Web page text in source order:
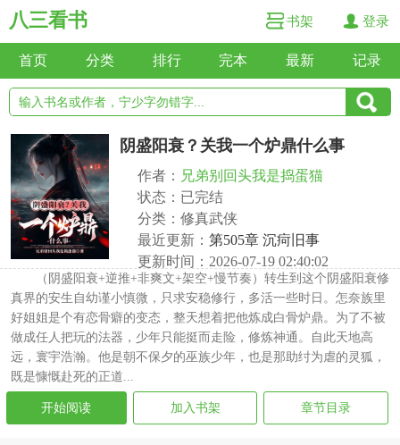
八三看书 书架 登录
首页 分类 排行 完本 最新 记录
阴盛阳衰？关我一个炉鼎什么事
作者： 兄弟别回头我是捣蛋猫
状态：已完结
分类：修真武侠
最近更新： 第505章 沉疴旧事
更新时间：2026-07-19 02:40:02
（阴盛阳衰+逆推+非爽文+架空+慢节奏）转生到这个阴盛阳衰修
真界的安生自幼谨小慎微，只求安稳修行，多活一些时日。怎奈族里
好姐姐是个有恋骨癖的变态，整天想着把他炼成白骨炉鼎。为了不被
做成任人把玩的法器，少年只能挺而走险，修炼神通。自此天地高
远，寰宇浩瀚。他是朝不保夕的巫族少年，也是那助纣为虐的灵狐，
既是慷慨赴死的正道...
开始阅读 加入书架 章节目录